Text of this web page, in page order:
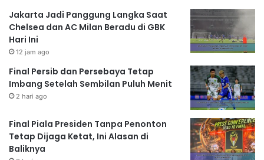
Jakarta Jadi Panggung Langka Saat
Chelsea dan AC Milan Beradu di GBK
Hari Ini
12 jam ago
Final Persib dan Persebaya Tetap
Imbang Setelah Sembilan Puluh Menit
2 hari ago
Final Piala Presiden Tanpa Penonton
Tetap Dijaga Ketat, Ini Alasan di
Baliknya